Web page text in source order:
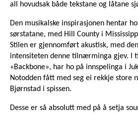
all hovudsak både tekstane og låtane
Den musikalske inspirasjonen hentar
sørstatane, med Hill County i
Stilen er gjennomført akustisk, med
intensiteten denne tilnærminga gjev. I
«Backbone», har ho på innspelinga i
Notodden fått med seg ei rekkje store
Bjørnstad i spissen.
Desse er så absolutt med på å setja